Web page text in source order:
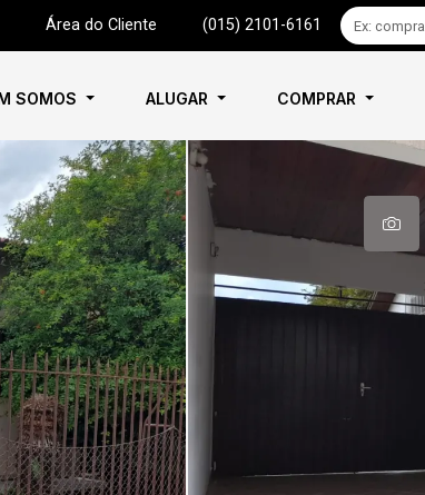
Área do Cliente (015) 2101-6161
SOMOS ALUGAR COMPRAR